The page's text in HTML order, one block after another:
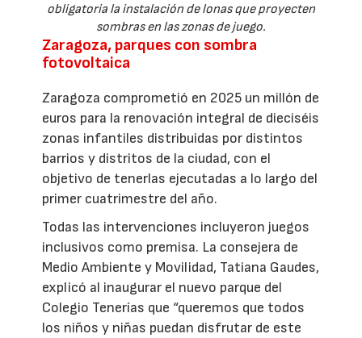
obligatoria la instalación de lonas que proyecten
sombras en las zonas de juego.
Zaragoza, parques con sombra
fotovoltaica
Zaragoza comprometió en 2025 un millón de
euros para la renovación integral de dieciséis
zonas infantiles distribuidas por distintos
barrios y distritos de la ciudad, con el
objetivo de tenerlas ejecutadas a lo largo del
primer cuatrimestre del año.
Todas las intervenciones incluyeron juegos
inclusivos como premisa. La consejera de
Medio Ambiente y Movilidad, Tatiana Gaudes,
explicó al inaugurar el nuevo parque del
Colegio Tenerías que “queremos que todos
los niños y niñas puedan disfrutar de este